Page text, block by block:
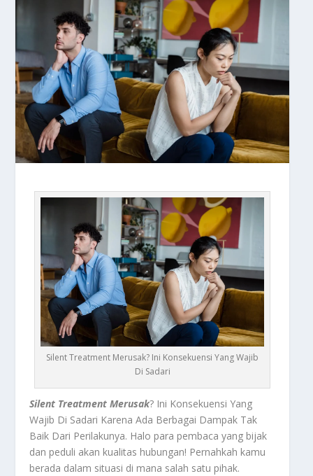
Silent Treatment Merusak? Ini Konsekuensi Yang Wajib
Di Sadari
Silent Treatment Merusak? Ini Konsekuensi Yang
Wajib Di Sadari Karena Ada Berbagai Dampak Tak
Baik Dari Perilakunya. Halo para pembaca yang bijak
dan peduli akan kualitas hubungan! Pernahkah kamu
berada dalam situasi di mana salah satu pihak.